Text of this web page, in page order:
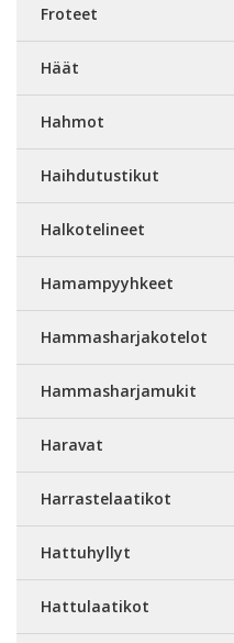
Froteet
Häät
Hahmot
Haihdutustikut
Halkotelineet
Hamampyyhkeet
Hammasharjakotelot
Hammasharjamukit
Haravat
Harrastelaatikot
Hattuhyllyt
Hattulaatikot